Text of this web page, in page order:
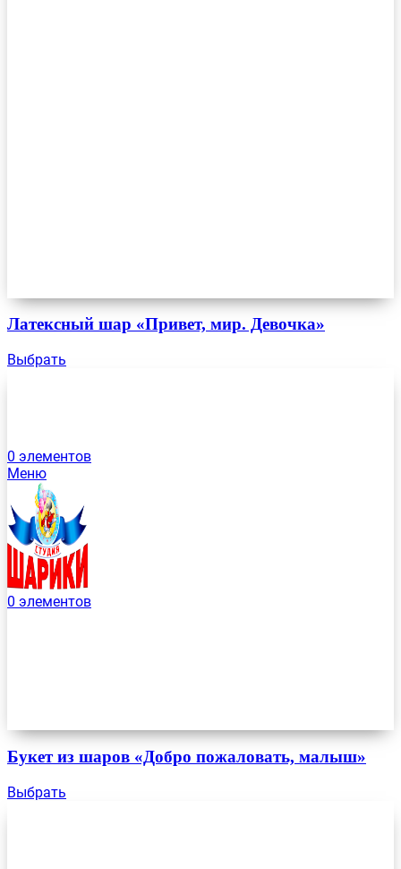
0 элементов
Меню
0 элементов
Латексный шар «Привет, мир. Девочка»
Выбрать
Букет из шаров «Добро пожаловать, малыш»
Выбрать